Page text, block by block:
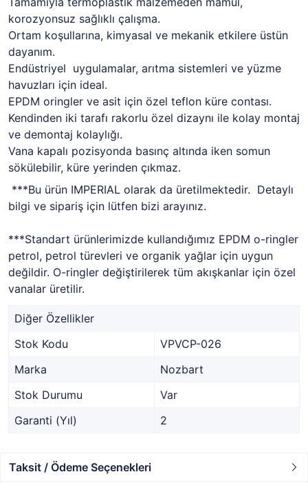
korozyonsuz sağlıklı çalışma.
Ortam koşullarına, kimyasal ve mekanik etkilere üstün
dayanım.
Endüstriyel uygulamalar, arıtma sistemleri ve yüzme
havuzları için ideal.
EPDM oringler ve asit için özel teflon küre contası.
Kendinden iki tarafı rakorlu özel dizaynı ile kolay montaj
ve demontaj kolaylığı.
Vana kapalı pozisyonda basınç altında iken somun
sökülebilir, küre yerinden çıkmaz.
***Bu ürün IMPERIAL olarak da üretilmektedir. Detaylı
bilgi ve sipariş için lütfen bizi arayınız.
***Standart ürünlerimizde kullandığımız EPDM o-ringler
petrol, petrol türevleri ve organik yağlar için uygun
değildir. O-ringler değiştirilerek tüm akışkanlar için özel
vanalar üretilir.
Diğer Özellikler
Stok Kodu
VPVCP-026
Marka
Nozbart
Stok Durumu
Var
Garanti (Yıl)
2
Taksit / Ödeme Seçenekleri